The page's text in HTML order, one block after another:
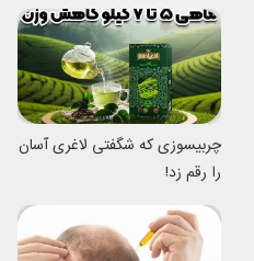
چربیسوزی که شگفتی لاغری آسان
را رقم زد!